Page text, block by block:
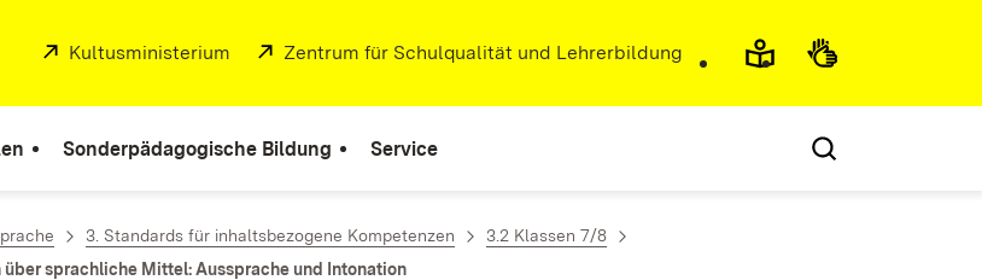
Extern:
Kultusministerium (Öffnet in neuem Fenster)
Extern:
Zentrum für Schulqualität und Lehrerbildung
Sonderpädagogische Bildung Service
3. Standards für inhaltsbezogene Kompetenzen
3.2 Klassen 7/8
über sprachliche Mittel: Aussprache und Intonation